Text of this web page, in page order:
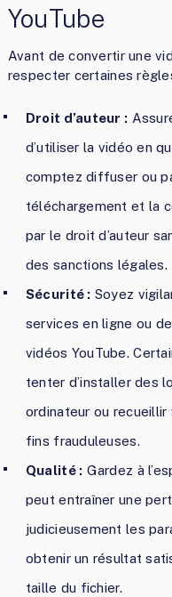
YouTube
Avant de convertir une
respecter certaines
Droit d’auteur :
d’utiliser la vidéo en
comptez diffuser ou
téléchargement et la
par le droit d’auteur
des sanctions légales.
Sécurité : Soyez
services en ligne ou
vidéos YouTube.
tenter d’installer des
ordinateur ou
fins frauduleuses.
Qualité : Gardez à
peut entraîner une
judicieusement les
obtenir un résultat
taille du fichier.